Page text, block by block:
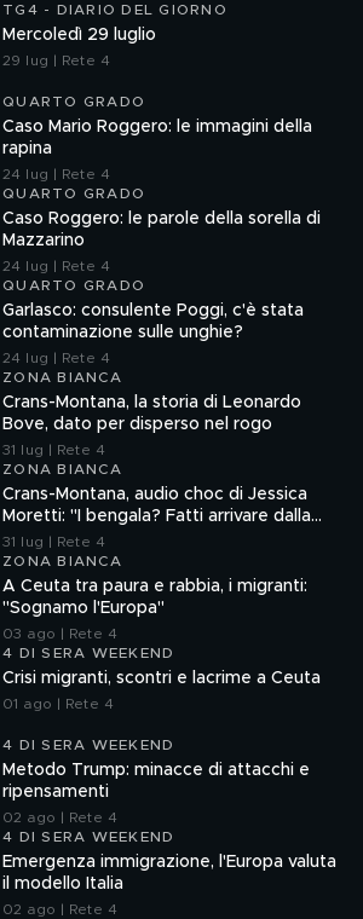
TG4 - DIARIO DEL GIORNO
Mercoledì 29 luglio
29 lug | Rete 4
QUARTO GRADO
Caso Mario Roggero: le immagini della
rapina
24 lug | Rete 4
QUARTO GRADO
Caso Roggero: le parole della sorella di
Mazzarino
24 lug | Rete 4
QUARTO GRADO
Garlasco: consulente Poggi, c'è stata
contaminazione sulle unghie?
24 lug | Rete 4
ZONA BIANCA
Crans-Montana, la storia di Leonardo
Bove, dato per disperso nel rogo
31 lug | Rete 4
ZONA BIANCA
Crans-Montana, audio choc di Jessica
Moretti: "I bengala? Fatti arrivare dalla
Francia"
31 lug | Rete 4
ZONA BIANCA
A Ceuta tra paura e rabbia, i migranti:
"Sognamo l'Europa"
03 ago | Rete 4
4 DI SERA WEEKEND
Crisi migranti, scontri e lacrime a Ceuta
01 ago | Rete 4
4 DI SERA WEEKEND
Metodo Trump: minacce di attacchi e
ripensamenti
02 ago | Rete 4
4 DI SERA WEEKEND
Emergenza immigrazione, l'Europa valuta
il modello Italia
02 ago | Rete 4